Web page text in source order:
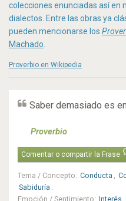
colecciones enunciadas así en
dialectos.​ Entre las obras ya
pueden mencionarse los
Machado
Proverbio en Wikipedia
Saber demasiado es
Proverbio
Comentar o compartir la Frase
Tema / Concepto: Conducta
Sabiduría
Emoción / Sentimiento: Interés